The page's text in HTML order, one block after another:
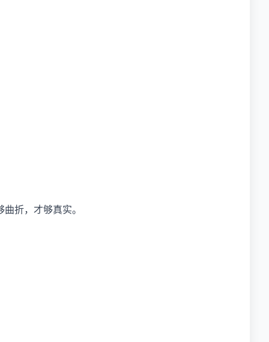
折，才够真实。